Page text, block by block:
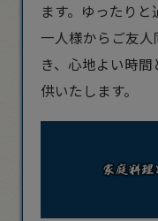
ます。ゆったり
一人様からご友
き、心地よい時
供いたします。